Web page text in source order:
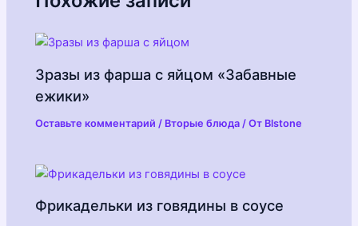
Зразы из фарша с яйцом «Забавные
ежики»
Оставьте комментарий / Вторые блюда / От Blstone
Фрикадельки из говядины в соусе